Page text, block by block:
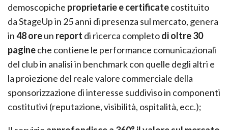
demoscopiche proprietarie e certificatecostituito
da StageUp in 25 anni di presenza sul mercato, genera
in48 oreun report di ricerca completodi oltre 30
pagineche contiene le performance comunicazionali
del club in analisi in benchmark con quelle degli altri e
la proiezione del reale valore commerciale della
sponsorizzazione di interesse suddiviso in componenti
costitutivi (reputazione, visibilità, ospitalità, ecc.);